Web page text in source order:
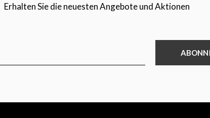
Erhalten Sie die neuesten Angebote und Aktionen